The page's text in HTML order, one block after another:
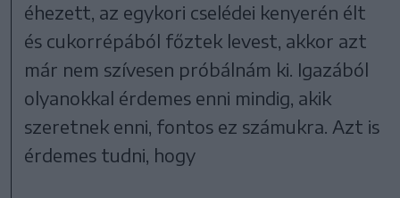
éhezett, az egykori cselédei kenyerén élt
és cukorrépából főztek levest, akkor azt
már nem szívesen próbálnám ki. Igazából
olyanokkal érdemes enni mindig, akik
szeretnek enni, fontos ez számukra. Azt is
érdemes tudni, hogy